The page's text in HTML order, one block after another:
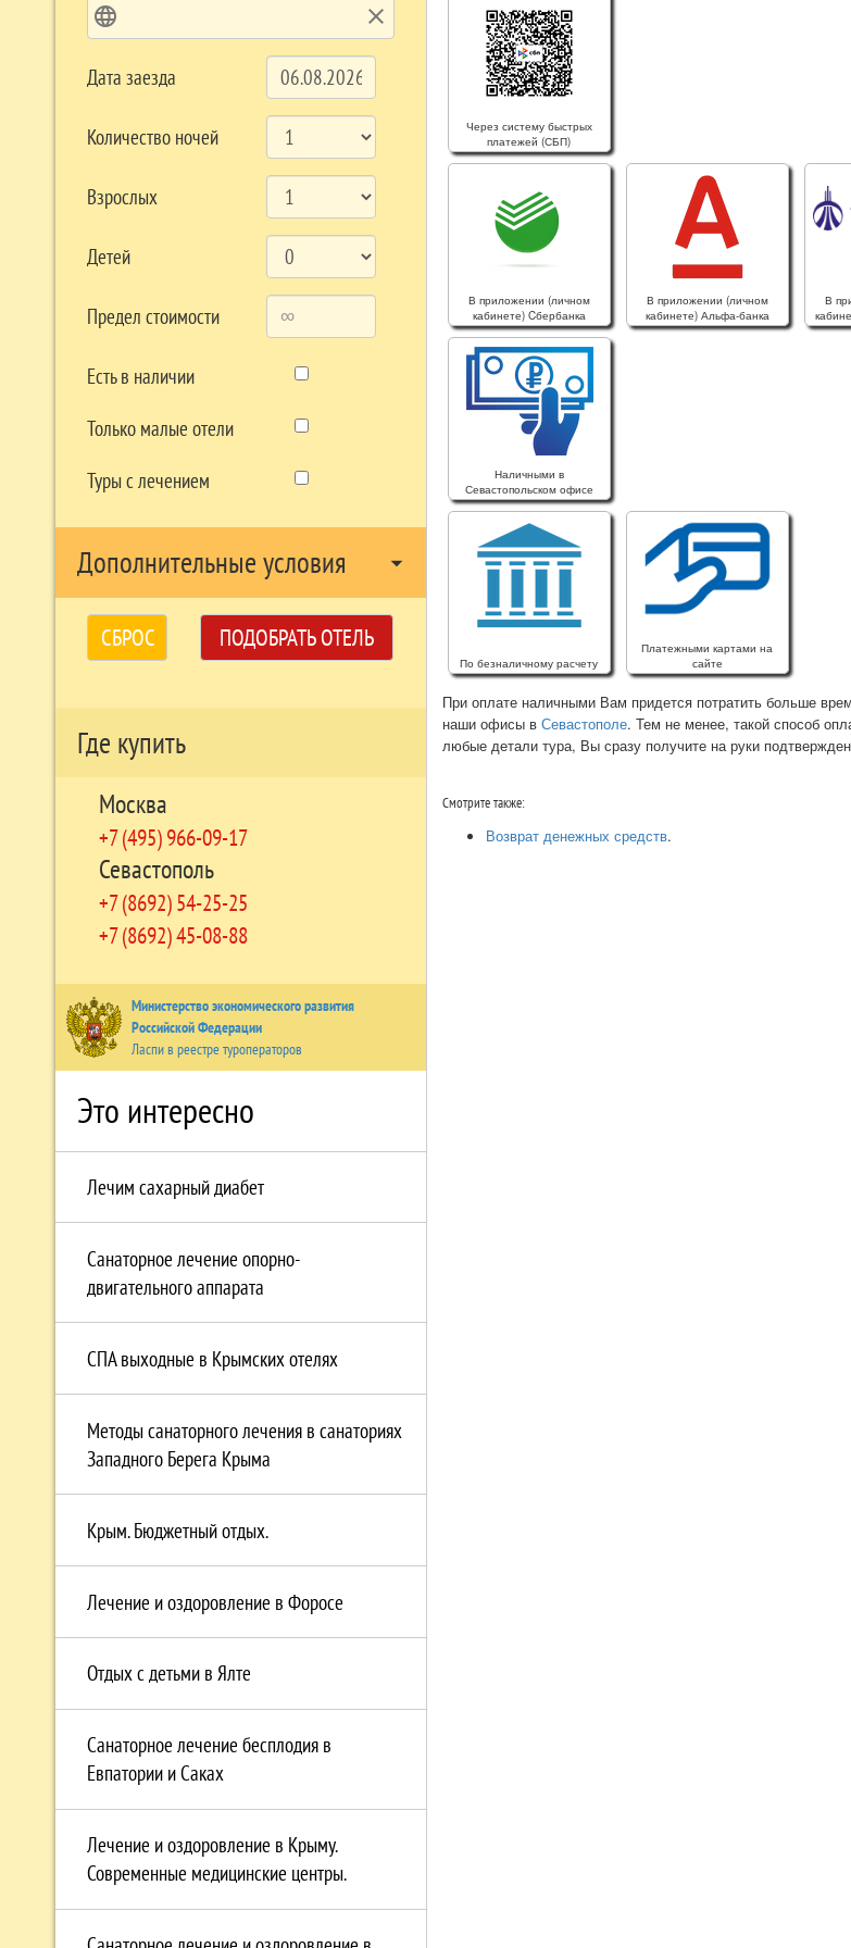
language clear
Дата заезда
Количество ночей
Взрослых
Детей
Предел стоимости
Есть в наличии
Только малые отели
Туры с лечением
Дополнительные условия arrow_drop_down
СБРОС ПОДОБРАТЬ ОТЕЛЬ
Где купить
Москва
+7 (495) 966-09-17
Севастополь
+7 (8692) 54-25-25
+7 (8692) 45-08-88
Министерство экономического развития
Российской Федерации
Ласпи в реестре туроператоров
Это интересно
Лечим сахарный диабет
Санаторное лечение опорно-
двигательного аппарата
СПА выходные в Крымских отелях
Методы санаторного лечения в санаториях
Западного Берега Крыма
Крым. Бюджетный отдых.
Лечение и оздоровление в Форосе
Отдых с детьми в Ялте
Санаторное лечение бесплодия в
Евпатории и Саках
Лечение и оздоровление в Крыму.
Современные медицинские центры.
Через систему быстрых
платежей (СБП)
В приложении (личном
кабинете) Cбербанка
В приложении (личном
кабинете) Альфа-банка
В
Наличными в
Севастопольском офисе
По безналичному расчету
Платежными картами на
сайте
При оплате наличными Вам придется потратить больше
наши офисы в Севастополе. Тем не менее, такой способ
любые детали тура, Вы сразу получите на руки
Смотрите также:
Возврат денежных средств.